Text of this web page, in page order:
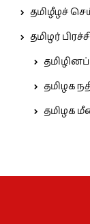
தமிழீழச்
தமிழர்
தமிழக
தமிழக